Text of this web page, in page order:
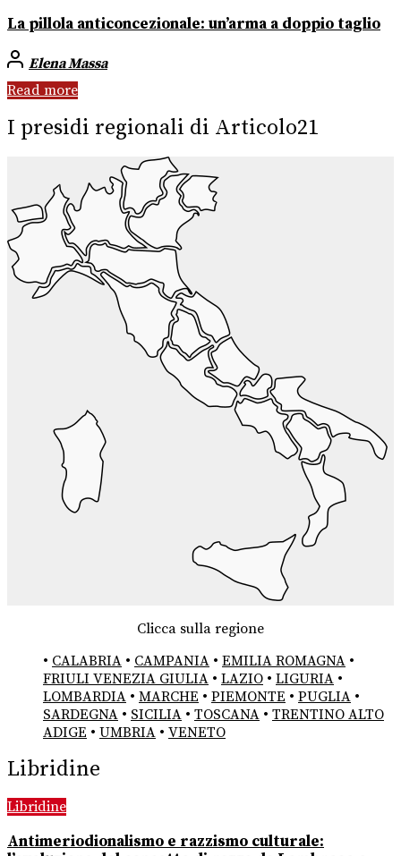
La pillola anticoncezionale: un’arma a doppio taglio
Elena Massa
Read more
I presidi regionali di Articolo21
Clicca sulla regione
• CALABRIA • CAMPANIA • EMILIA ROMAGNA •
FRIULI VENEZIA GIULIA • LAZIO • LIGURIA •
LOMBARDIA • MARCHE • PIEMONTE • PUGLIA •
SARDEGNA • SICILIA • TOSCANA • TRENTINO ALTO
ADIGE • UMBRIA • VENETO
Libridine
Libridine
Antimeriodionalismo e razzismo culturale: